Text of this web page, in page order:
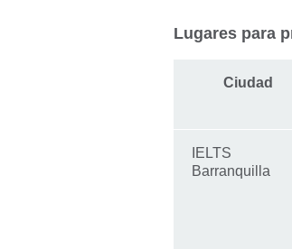
Lugares para
Ciudad
IELTS
Barranquilla